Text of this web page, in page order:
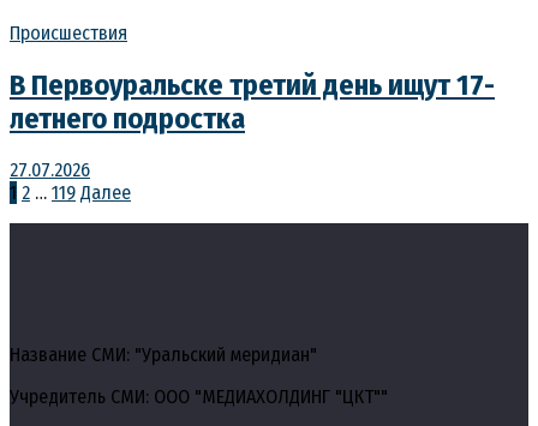
Происшествия
В Первоуральске третий день ищут 17-
летнего подростка
27.07.2026
Пагинация
1 2 … 119 Далее
Название СМИ: "Уральский меридиан"
Учредитель СМИ: ООО "МЕДИАХОЛДИНГ "ЦКТ""